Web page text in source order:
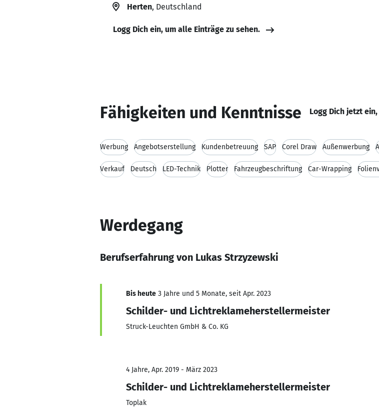
Herten, Deutschland
Logg Dich ein, um alle Einträge zu sehen.
Fähigkeiten und Kenntnisse Logg Dich jetzt
Werbung Angebotserstellung Kundenbetreuung SAP Corel Draw Außenwerbung
Verkauf Deutsch LED-Technik Plotter Fahrzeugbeschriftung Car-Wrapping
Werdegang
Berufserfahrung von Lukas Strzyzewski
Bis heute 3 Jahre und 5 Monate, seit Apr. 2023
Schilder- und Lichtreklameherstellermeister
Struck-Leuchten GmbH & Co. KG
4 Jahre, Apr. 2019 - März 2023
Schilder- und Lichtreklameherstellermeister
Toplak